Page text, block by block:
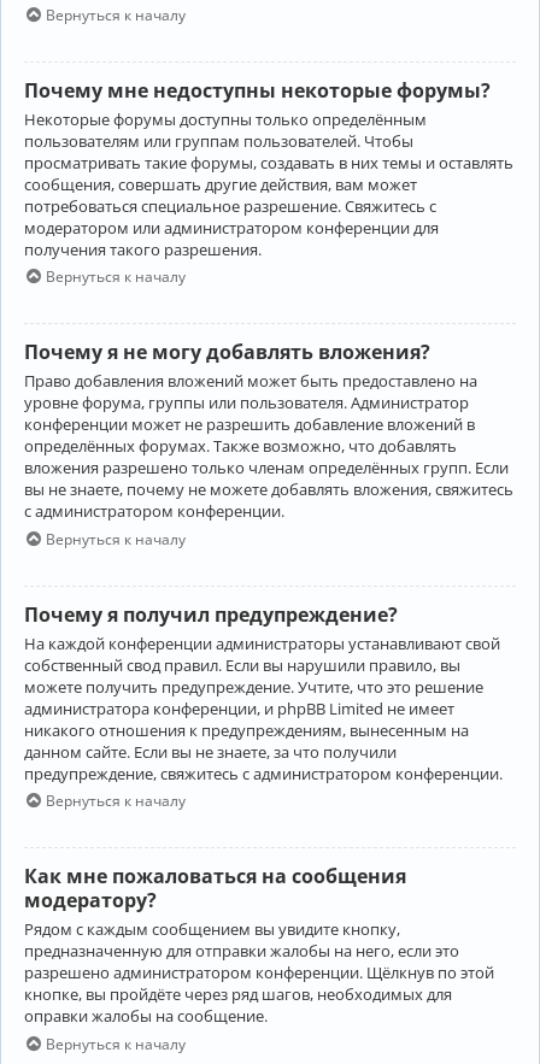
Вернуться к началу
Почему мне недоступны некоторые форумы?
Некоторые форумы доступны только определённым
пользователям или группам пользователей. Чтобы
просматривать такие форумы, создавать в них темы и оставлять
сообщения, совершать другие действия, вам может
потребоваться специальное разрешение. Свяжитесь с
модератором или администратором конференции для
получения такого разрешения.
Вернуться к началу
Почему я не могу добавлять вложения?
Право добавления вложений может быть предоставлено на
уровне форума, группы или пользователя. Администратор
конференции может не разрешить добавление вложений в
определённых форумах. Также возможно, что добавлять
вложения разрешено только членам определённых групп. Если
вы не знаете, почему не можете добавлять вложения, свяжитесь
с администратором конференции.
Вернуться к началу
Почему я получил предупреждение?
На каждой конференции администраторы устанавливают свой
собственный свод правил. Если вы нарушили правило, вы
можете получить предупреждение. Учтите, что это решение
администратора конференции, и phpBB Limited не имеет
никакого отношения к предупреждениям, вынесенным на
данном сайте. Если вы не знаете, за что получили
предупреждение, свяжитесь с администратором конференции.
Вернуться к началу
Как мне пожаловаться на сообщения
модератору?
Рядом с каждым сообщением вы увидите кнопку,
предназначенную для отправки жалобы на него, если это
разрешено администратором конференции. Щёлкнув по этой
кнопке, вы пройдёте через ряд шагов, необходимых для
оправки жалобы на сообщение.
Вернуться к началу